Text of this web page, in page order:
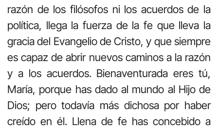
razón de los filósofos ni los acuerdos de la
política, llega la fuerza de la fe que lleva la
gracia del Evangelio de Cristo, y que siempre
es capaz de abrir nuevos caminos a la razón
y a los acuerdos. Bienaventurada eres tú,
María, porque has dado al mundo al Hijo de
Dios; pero todavía más dichosa por haber
creído en él. Llena de fe has concebido a